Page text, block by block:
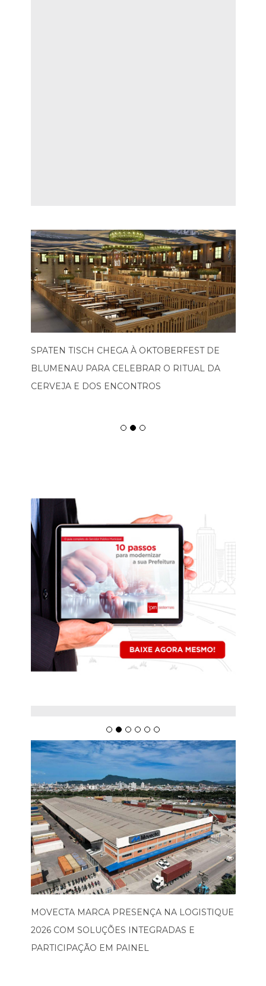
SPATEN TISCH CHEGA À OKTOBERFEST DE
BLUMENAU PARA CELEBRAR O RITUAL DA
CERVEJA E DOS ENCONTROS
MOVECTA MARCA PRESENÇA NA LOGISTIQUE
2026 COM SOLUÇÕES INTEGRADAS E
PARTICIPAÇÃO EM PAINEL